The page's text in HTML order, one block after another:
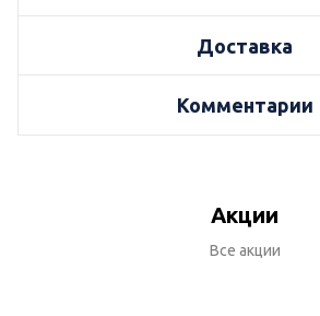
Доставка
Комментарии
Акции
Все акции